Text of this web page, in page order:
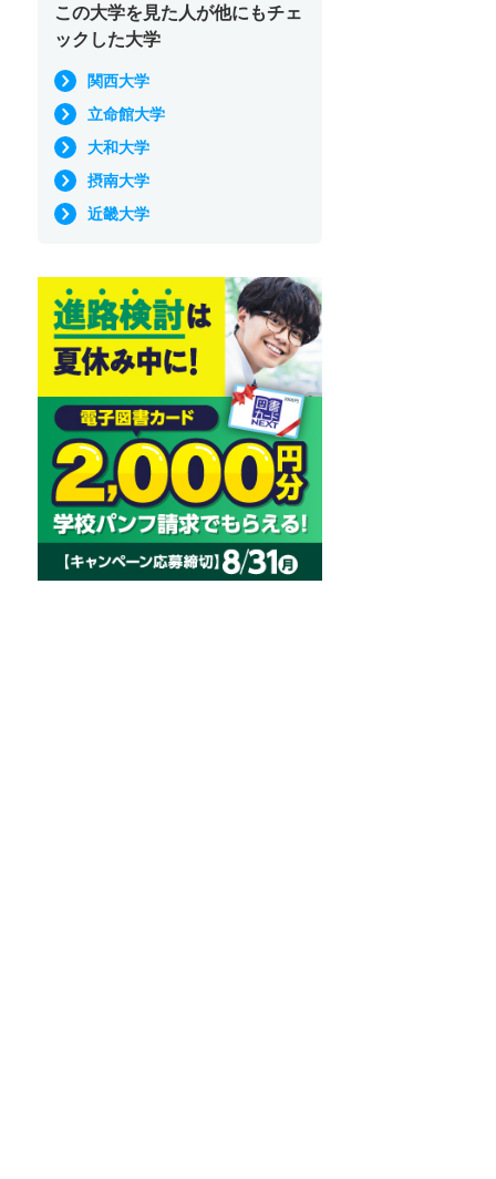
この大学を見た人が他にもチェ
ックした大学
関西大学
立命館大学
大和大学
摂南大学
近畿大学